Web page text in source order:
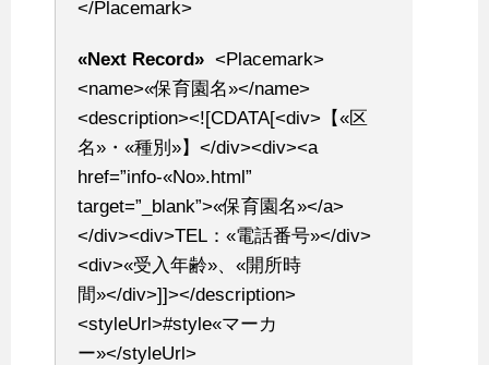
</Placemark>
«Next Record» <Placemark>
<name>«保育園名»</name>
<description><![CDATA[<div>【«区
名»・«種別»】</div><div><a
href=”info-«No».html”
target=”_blank”>«保育園名»</a>
</div><div>TEL：«電話番号»</div>
<div>«受入年齢»、«開所時
間»</div>]]></description>
<styleUrl>#style«マーカ
ー»</styleUrl>